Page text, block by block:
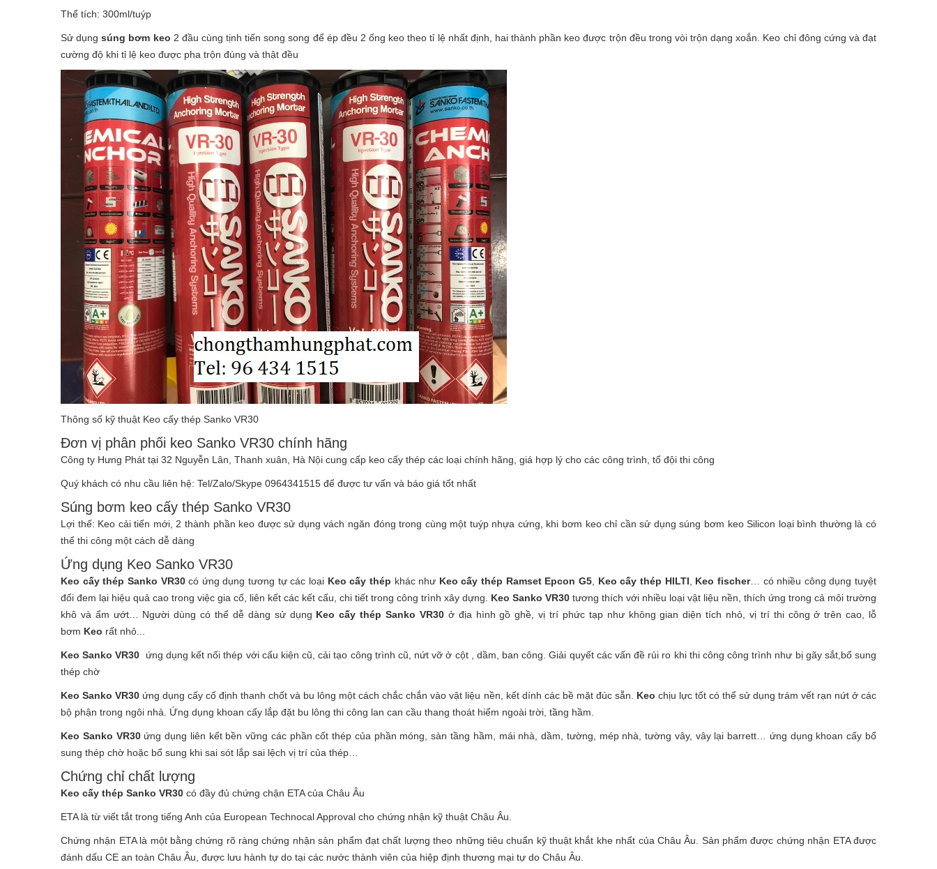
Thể tích: 300ml/tuýp
Sử dụngsúng bơm keo 2 đầu cùng tịnh tiến song song để ép đều 2 ống keo theo tỉ lệ nhất định, hai thành phần keo được trộn đều trong vòi trộn dạng xoắn. Keo chỉ đông cứng và đạt
cường độ khi tỉ lệ keo được pha trộn đúng và thật đều
Thông số kỹ thuật Keo cấy thép Sanko VR30
Đơn vị phân phối keo Sanko VR30 chính hãng
Công ty Hưng Phát tại 32 Nguyễn Lân, Thanh xuân, Hà Nội cung cấp keo cấy thép các loại chính hãng, giá hợp lý cho các công trình, tổ đội thi công
Quý khách có nhu cầu liên hệ: Tel/Zalo/Skype 0964341515 để được tư vấn và báo giá tốt nhất
Súng bơm keo cấy thép Sanko VR30
Lợi thế: Keo cải tiến mới, 2 thành phần keo được sử dụng vách ngăn đóng trong cùng một tuýp nhựa cứng, khi bơm keo chỉ cần sử dụng súng bơm keo Silicon loại bình thường là có
thể thi công một cách dễ dàng
Ứng dụng Keo Sanko VR30
Keo cấy thép Sanko VR30có ứng dụng tương tự các loại Keo cấy thép khác như Keo cấy thép Ramset Epcon G5 Keo cấy thép HILTI Keo fischer… có nhiều công dụng tuyệt
đối đem lại hiệu quả cao trong việc gia cố, liên kết các kết cấu, chi tiết trong công trình xây dựng. Keo Sanko VR30 tương thích với nhiều loại vật liệu nền, thích ứng trong cả môi trường
khô và ẩm ướt… Người dùng có thể dễ dàng sử dụng Keo cấy thép Sanko VR30ở địa hình gồ ghề, vị trí phức tạp như không gian diện tích nhỏ, vị trí thi công ở trên cao, lỗ
bơm Keo rất nhỏ...
Keo Sanko VR30 ứng dụng kết nối thép với cấu kiện cũ, cải tạo công trình cũ, nứt vỡ ở cột , dầm, ban công. Giải quyết các vấn đề rủi ro khi thi công công trình như bị gãy sắt,bổ sung
thép chờ
Keo Sanko VR30 ứng dụng cấy cố định thanh chốt và bu lông một cách chắc chắn vào vật liệu nền, kết dính các bề mặt đúc sẵn. Keo chịu lực tốt có thể sử dụng trám vết rạn nứt ở các
bộ phận trong ngôi nhà. Ứng dụng khoan cấy lắp đặt bu lông thi công lan can cầu thang thoát hiểm ngoài trời, tầng hầm.
Keo Sanko VR30ứng dụng liên kết bền vững các phần cốt thép của phần móng, sàn tầng hầm, mái nhà, dầm, tường, mép nhà, tường vây, vây lại barrett… ứng dụng khoan cấy bổ
sung thép chờ hoặc bổ sung khi sai sót lắp sai lệch vị trí của thép…
Chứng chỉ chất lượng
Keo cấy thép Sanko VR30 có đầy đủ chứng chận ETA của Châu Âu
ETA là từ viết tắt trong tiếng Anh của European Technocal Approval cho chứng nhận kỹ thuật Châu Âu.
Chứng nhận ETA là một bằng chứng rõ ràng chứng nhận sản phẩm đạt chất lượng theo những tiêu chuẩn kỹ thuật khắt khe nhất của Châu Âu. Sản phẩm được chứng nhận ETA được
đánh dấu CE an toàn Châu Âu, được lưu hành tự do tại các nước thành viên của hiệp định thương mại tự do Châu Âu.